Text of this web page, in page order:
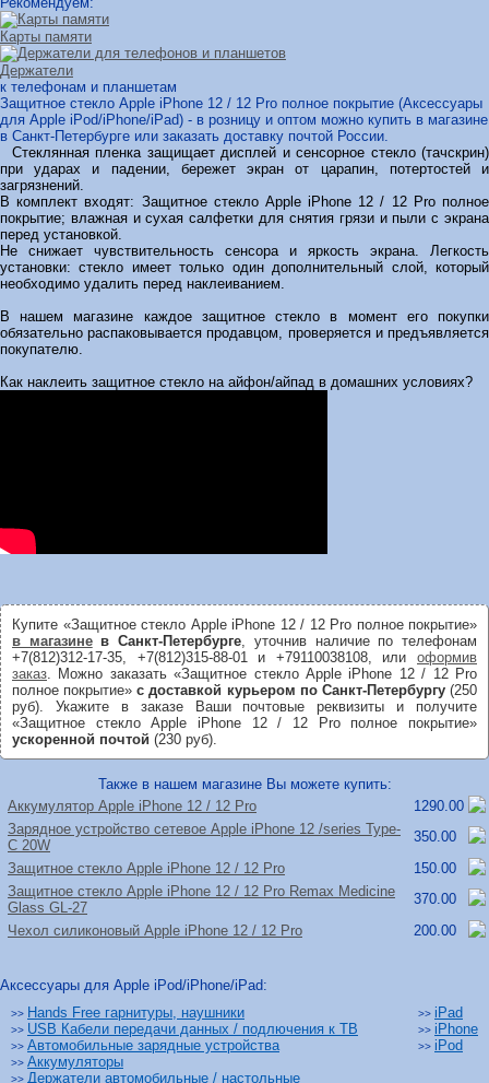
Карты памяти
Держатели
к телефонам и планшетам
Защитное стекло Apple iPhone 12 / 12 Pro полное покрытие (Аксессуары
для Apple iPod/iPhone/iPad) - в розницу и оптом можно купить в магазине
в Санкт-Петербурге или заказать доставку почтой России.
Стеклянная пленка защищает дисплей и сенсорное стекло (тачскрин)
при ударах и падении, бережет экран от царапин, потертостей и
загрязнений.
В комплект входят: Защитное стекло Apple iPhone 12 / 12 Pro полное
покрытие; влажная и сухая салфетки для снятия грязи и пыли с экрана
перед установкой.
Не снижает чувствительность сенсора и яркость экрана. Легкость
установки: стекло имеет только один дополнительный слой, который
необходимо удалить перед наклеиванием.
В нашем магазине каждое защитное стекло в момент его покупки
обязательно распаковывается продавцом, проверяется и предъявляется
покупателю.
Как наклеить защитное стекло на айфон/айпад в домашних условиях?
Купите «Защитное стекло Apple iPhone 12 / 12 Pro полное покрытие»
в магазинев Санкт-Петербурге , уточнив наличие по телефонам
+7(812)312-17-35, +7(812)315-88-01 и +79110038108, или оформив
заказ . Можно заказать «Защитное стекло Apple iPhone 12 / 12 Pro
полное покрытие»с доставкой курьером по Санкт-Петербургу(250
руб). Укажите в заказе Ваши почтовые реквизиты и получите
«Защитное стекло Apple iPhone 12 / 12 Pro полное покрытие»
ускоренной почтой (230 руб).
Также в нашем магазине Вы можете купить:
Аккумулятор Apple iPhone 12 / 12 Pro
1290.00
Зарядное устройство сетевое Apple iPhone 12 /series Type-
C 20W
350.00
Защитное стекло Apple iPhone 12 / 12 Pro
150.00
Защитное стекло Apple iPhone 12 / 12 Pro Remax Medicine
Glass GL-27
370.00
Чехол силиконовый Apple iPhone 12 / 12 Pro 200.00
Аксессуары для Apple iPod/iPhone/iPad:
>> Hands Free гарнитуры, наушники
>> USB Кабели передачи данных / подлючения к ТВ
>> Автомобильные зарядные устройства
>> Аккумуляторы
>> Держатели автомобильные / настольные
>> iPad
>> iPhone
>> iPod